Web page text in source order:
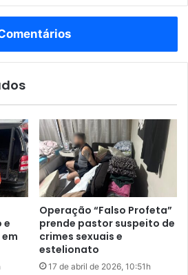
e
Operação “Falso Profeta”
prende pastor suspeito de
crimes sexuais e
estelionato
17 de abril de 2026, 10:51h